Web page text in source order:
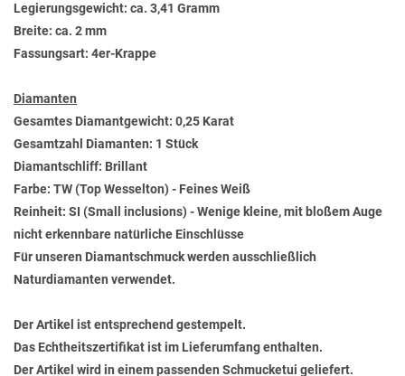
Legierungsgewicht: ca. 3,41 Gramm
Breite: ca. 2 mm
Fassungsart: 4er-Krappe
Diamanten
Gesamtes Diamantgewicht: 0,25 Karat
Gesamtzahl Diamanten: 1 Stück
Diamantschliff: Brillant
Farbe: TW (Top Wesselton) - Feines Weiß
Reinheit: SI (Small inclusions) - Wenige kleine, mit bloßem Auge
nicht erkennbare natürliche Einschlüsse
Für unseren Diamantschmuck werden ausschließlich
Naturdiamanten verwendet.
Der Artikel ist entsprechend gestempelt.
Das Echtheitszertifikat ist im Lieferumfang enthalten.
Der Artikel wird in einem passenden Schmucketui geliefert.